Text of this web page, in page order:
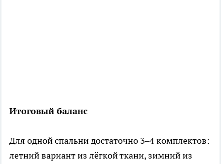
Итоговый баланс
Для одной спальни достаточно 3–4 комплектов:
летний вариант из лёгкой ткани, зимний из